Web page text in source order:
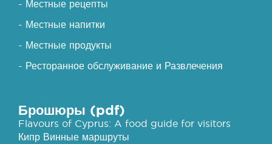
- Местные рецепты
- Местные напитки
- Местные продукты
- Ресторанное обслуживание и Развлечения
Брошюры (pdf)
Flavours of Cyprus: A food guide for visitors
Кипр Винные маршруты